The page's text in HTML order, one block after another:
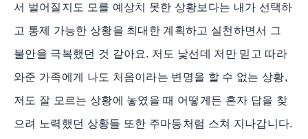
서 벌어질지도 모를 예상치 못한 상황보다는 내가 선택하
고 통제 가능한 상황을 최대한 계획하고 실천하면서 그
불안을 극복했던 것 같아요. 저도 낯선데 저만 믿고 따라
와준 가족에게 나도 처음이라는 변명을 할 수 없는 상황,
저도 잘 모르는 상황에 놓였을 때 어떻게든 혼자 답을 찾
으려 노력했던 상황들 또한 주마등처럼 스쳐 지나갑니다.